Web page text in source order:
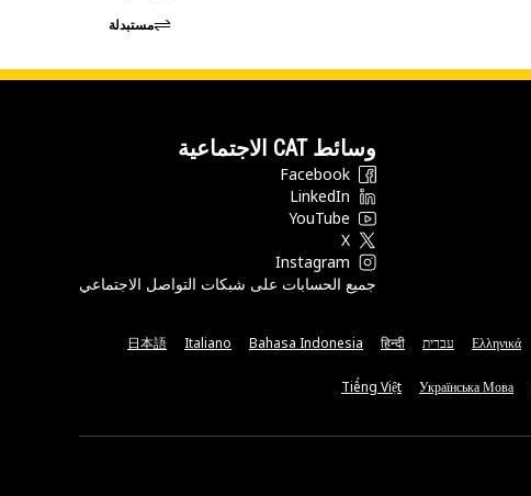
مستبدلة
وسائط CAT الاجتماعية
Facebook
LinkedIn
YouTube
X
Instagram
جميع الحسابات على شبكات التواصل الاجتماعي
Ελληνικά עברית हिन्दी
Bahasa Indonesia
Italiano
日本語
Українська Мова
Tiếng Việt